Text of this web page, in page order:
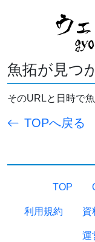
魚拓が見つ
そのURLと日時で
TOPへ戻る
TOP
利用規約 資
運